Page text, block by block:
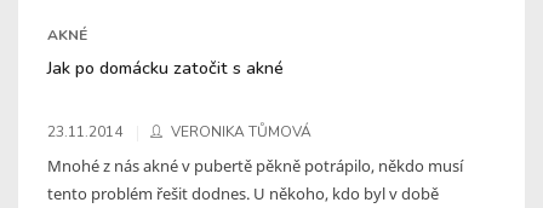
AKNÉ
Jak po domácku zatočit s akné
23.11.2014 VERONIKA TŮMOVÁ
Mnohé z nás akné v pubertě pěkně potrápilo, někdo musí
tento problém řešit dodnes. U někoho, kdo byl v době